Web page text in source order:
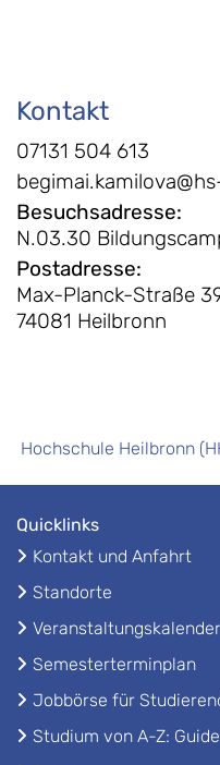
Kontakt
07131 504 613
Besuchsadresse:
N.03.30
Postadresse:
Max-Planck-Straße
74081 Heilbronn
Hochschule Heilbronn
Quicklinks
Kontakt und Anfahrt
Standorte
Veranstaltungskalender
Semesterterminplan
Jobbörse für
Studium von A-Z: